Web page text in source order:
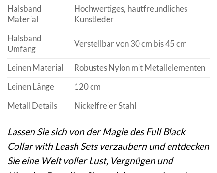
Halsband
Material
Hochwertiges, hautfreundliches
Kunstleder
Halsband
Umfang
Verstellbar von 30 cm bis 45 cm
Leinen Material
Robustes Nylon mit Metallelementen
Leinen Länge
120 cm
Metall Details
Nickelfreier Stahl
Lassen Sie sich von der Magie des Full Black
Collar with Leash Sets verzaubern und entdecken
Sie eine Welt voller Lust, Vergnügen und